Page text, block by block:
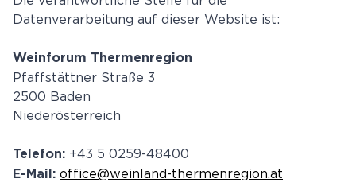
Datenverarbeitung auf dieser Website ist:
Weinforum Thermenregion
Pfaffstättner Straße 3
2500 Baden
Niederösterreich
Telefon: +43 5 0259-48400
E-Mail: office@weinland-thermenregion.at